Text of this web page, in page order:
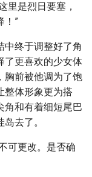
里是烈日要塞，
！”
中终于调整好了角
了更喜欢的少女体
胸前被他调为了饱
整体形象更为搭
角和有着细短尾巴
去了。
可更改。是否确